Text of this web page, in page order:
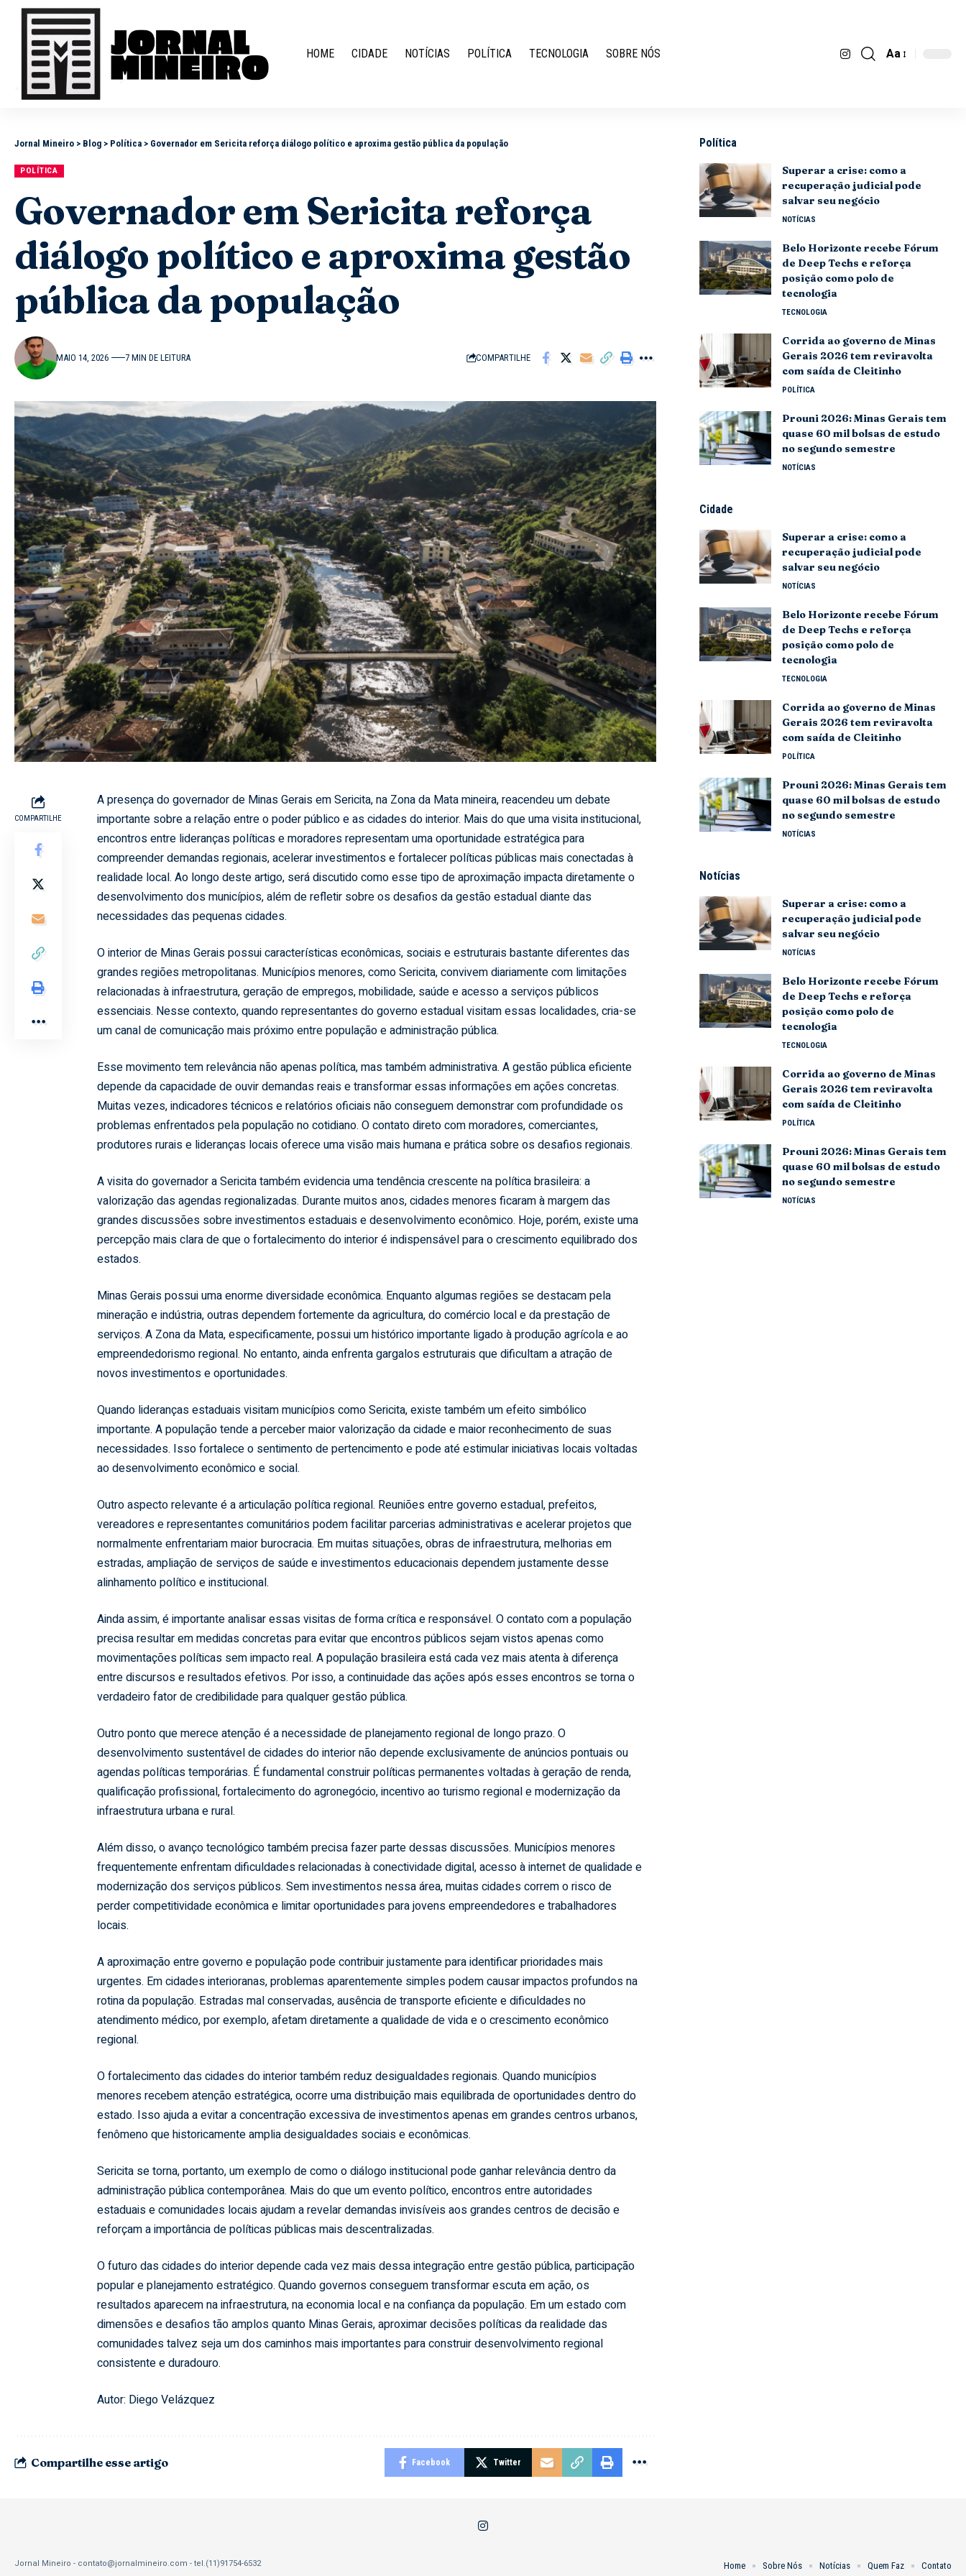
HOME CIDADE NOTÍCIAS POLÍTICA TECNOLOGIA SOBRE NÓS Aa
Jornal Mineiro > Blog > Política > Governador em Sericita reforça diálogo político e aproxima gestão pública da população
POLÍTICA
Governador em Sericita reforça
diálogo político e aproxima gestão
pública da população
MAIO 14, 2026 7 MIN DE LEITURA COMPARTILHE
COMPARTILHE
A presença do governador de Minas Gerais em Sericita, na Zona da Mata mineira, reacendeu um debate
importante sobre a relação entre o poder público e as cidades do interior. Mais do que uma visita institucional,
encontros entre lideranças políticas e moradores representam uma oportunidade estratégica para
compreender demandas regionais, acelerar investimentos e fortalecer políticas públicas mais conectadas à
realidade local. Ao longo deste artigo, será discutido como esse tipo de aproximação impacta diretamente o
desenvolvimento dos municípios, além de refletir sobre os desafios da gestão estadual diante das
necessidades das pequenas cidades.
O interior de Minas Gerais possui características econômicas, sociais e estruturais bastante diferentes das
grandes regiões metropolitanas. Municípios menores, como Sericita, convivem diariamente com limitações
relacionadas à infraestrutura, geração de empregos, mobilidade, saúde e acesso a serviços públicos
essenciais. Nesse contexto, quando representantes do governo estadual visitam essas localidades, cria-se
um canal de comunicação mais próximo entre população e administração pública.
Esse movimento tem relevância não apenas política, mas também administrativa. A gestão pública eficiente
depende da capacidade de ouvir demandas reais e transformar essas informações em ações concretas.
Muitas vezes, indicadores técnicos e relatórios oficiais não conseguem demonstrar com profundidade os
problemas enfrentados pela população no cotidiano. O contato direto com moradores, comerciantes,
produtores rurais e lideranças locais oferece uma visão mais humana e prática sobre os desafios regionais.
A visita do governador a Sericita também evidencia uma tendência crescente na política brasileira: a
valorização das agendas regionalizadas. Durante muitos anos, cidades menores ficaram à margem das
grandes discussões sobre investimentos estaduais e desenvolvimento econômico. Hoje, porém, existe uma
percepção mais clara de que o fortalecimento do interior é indispensável para o crescimento equilibrado dos
estados.
Minas Gerais possui uma enorme diversidade econômica. Enquanto algumas regiões se destacam pela
mineração e indústria, outras dependem fortemente da agricultura, do comércio local e da prestação de
serviços. A Zona da Mata, especificamente, possui um histórico importante ligado à produção agrícola e ao
empreendedorismo regional. No entanto, ainda enfrenta gargalos estruturais que dificultam a atração de
novos investimentos e oportunidades.
Quando lideranças estaduais visitam municípios como Sericita, existe também um efeito simbólico
importante. A população tende a perceber maior valorização da cidade e maior reconhecimento de suas
necessidades. Isso fortalece o sentimento de pertencimento e pode até estimular iniciativas locais voltadas
ao desenvolvimento econômico e social.
Outro aspecto relevante é a articulação política regional. Reuniões entre governo estadual, prefeitos,
vereadores e representantes comunitários podem facilitar parcerias administrativas e acelerar projetos que
normalmente enfrentariam maior burocracia. Em muitas situações, obras de infraestrutura, melhorias em
estradas, ampliação de serviços de saúde e investimentos educacionais dependem justamente desse
alinhamento político e institucional.
Ainda assim, é importante analisar essas visitas de forma crítica e responsável. O contato com a população
precisa resultar em medidas concretas para evitar que encontros públicos sejam vistos apenas como
movimentações políticas sem impacto real. A população brasileira está cada vez mais atenta à diferença
entre discursos e resultados efetivos. Por isso, a continuidade das ações após esses encontros se torna o
verdadeiro fator de credibilidade para qualquer gestão pública.
Outro ponto que merece atenção é a necessidade de planejamento regional de longo prazo. O
desenvolvimento sustentável de cidades do interior não depende exclusivamente de anúncios pontuais ou
agendas políticas temporárias. É fundamental construir políticas permanentes voltadas à geração de renda,
qualificação profissional, fortalecimento do agronegócio, incentivo ao turismo regional e modernização da
infraestrutura urbana e rural.
Além disso, o avanço tecnológico também precisa fazer parte dessas discussões. Municípios menores
frequentemente enfrentam dificuldades relacionadas à conectividade digital, acesso à internet de qualidade e
modernização dos serviços públicos. Sem investimentos nessa área, muitas cidades correm o risco de
perder competitividade econômica e limitar oportunidades para jovens empreendedores e trabalhadores
locais.
A aproximação entre governo e população pode contribuir justamente para identificar prioridades mais
urgentes. Em cidades interioranas, problemas aparentemente simples podem causar impactos profundos na
rotina da população. Estradas mal conservadas, ausência de transporte eficiente e dificuldades no
atendimento médico, por exemplo, afetam diretamente a qualidade de vida e o crescimento econômico
regional.
O fortalecimento das cidades do interior também reduz desigualdades regionais. Quando municípios
menores recebem atenção estratégica, ocorre uma distribuição mais equilibrada de oportunidades dentro do
estado. Isso ajuda a evitar a concentração excessiva de investimentos apenas em grandes centros urbanos,
fenômeno que historicamente amplia desigualdades sociais e econômicas.
Sericita se torna, portanto, um exemplo de como o diálogo institucional pode ganhar relevância dentro da
administração pública contemporânea. Mais do que um evento político, encontros entre autoridades
estaduais e comunidades locais ajudam a revelar demandas invisíveis aos grandes centros de decisão e
reforçam a importância de políticas públicas mais descentralizadas.
O futuro das cidades do interior depende cada vez mais dessa integração entre gestão pública, participação
popular e planejamento estratégico. Quando governos conseguem transformar escuta em ação, os
resultados aparecem na infraestrutura, na economia local e na confiança da população. Em um estado com
dimensões e desafios tão amplos quanto Minas Gerais, aproximar decisões políticas da realidade das
comunidades talvez seja um dos caminhos mais importantes para construir desenvolvimento regional
consistente e duradouro.
Autor: Diego Velázquez
Compartilhe esse artigo Facebook Twitter
Política
Superar a crise: como a
recuperação judicial pode
salvar seu negócio
NOTÍCIAS
Belo Horizonte recebe Fórum
de Deep Techs e reforça
posição como polo de
tecnologia
TECNOLOGIA
Corrida ao governo de Minas
Gerais 2026 tem reviravolta
com saída de Cleitinho
POLÍTICA
Prouni 2026: Minas Gerais tem
quase 60 mil bolsas de estudo
no segundo semestre
NOTÍCIAS
Cidade
Superar a crise: como a
recuperação judicial pode
salvar seu negócio
NOTÍCIAS
Belo Horizonte recebe Fórum
de Deep Techs e reforça
posição como polo de
tecnologia
TECNOLOGIA
Corrida ao governo de Minas
Gerais 2026 tem reviravolta
com saída de Cleitinho
POLÍTICA
Prouni 2026: Minas Gerais tem
quase 60 mil bolsas de estudo
no segundo semestre
NOTÍCIAS
Notícias
Superar a crise: como a
recuperação judicial pode
salvar seu negócio
NOTÍCIAS
Belo Horizonte recebe Fórum
de Deep Techs e reforça
posição como polo de
tecnologia
TECNOLOGIA
Corrida ao governo de Minas
Gerais 2026 tem reviravolta
com saída de Cleitinho
POLÍTICA
Prouni 2026: Minas Gerais tem
quase 60 mil bolsas de estudo
no segundo semestre
NOTÍCIAS
Jornal Mineiro - contato@jornalmineiro.com - tel.(11)91754-6532 Home Sobre Nós Notícias Quem Faz Contato